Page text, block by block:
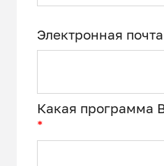
Электронная почта
Какая программа
*